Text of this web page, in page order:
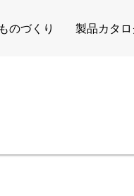
のづくり 製品カタロ